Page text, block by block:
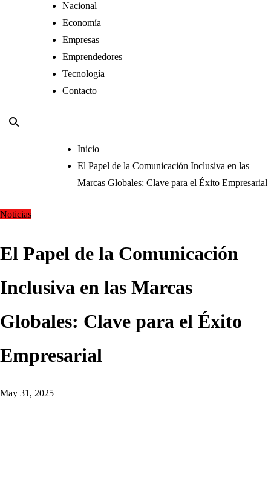
Nacional
Economía
Empresas
Emprendedores
Tecnología
Contacto
Inicio
El Papel de la Comunicación Inclusiva en las
Marcas Globales: Clave para el Éxito Empresarial
Noticias
El Papel de la Comunicación
Inclusiva en las Marcas
Globales: Clave para el Éxito
Empresarial
May 31, 2025